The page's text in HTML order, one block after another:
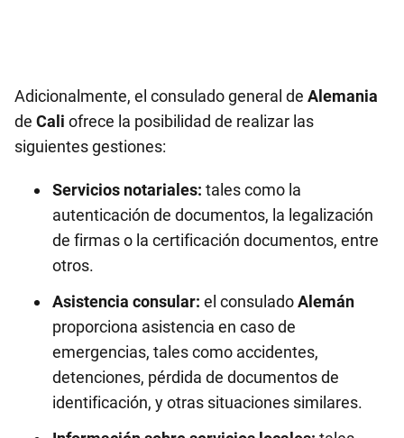
Adicionalmente, el consulado general de Alemania
de Cali ofrece la posibilidad de realizar las
siguientes gestiones:
Servicios notariales: tales como la
autenticación de documentos, la legalización
de firmas o la certificación documentos, entre
otros.
Asistencia consular: el consuladoAlemán
proporciona asistencia en caso de
emergencias, tales como accidentes,
detenciones, pérdida de documentos de
identificación, y otras situaciones similares.